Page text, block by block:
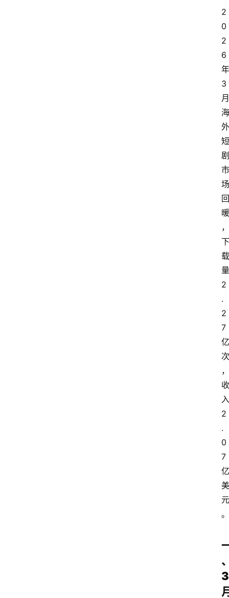
2
0
2
6
年
3
月
海
外
短
剧
市
场
回
暖
，
下
载
量
2
.
2
7
亿
次
，
收
入
2
.
0
7
亿
美
元
。
3